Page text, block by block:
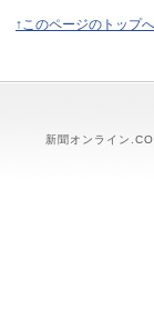
↑このページのトップへ
新聞オンライン